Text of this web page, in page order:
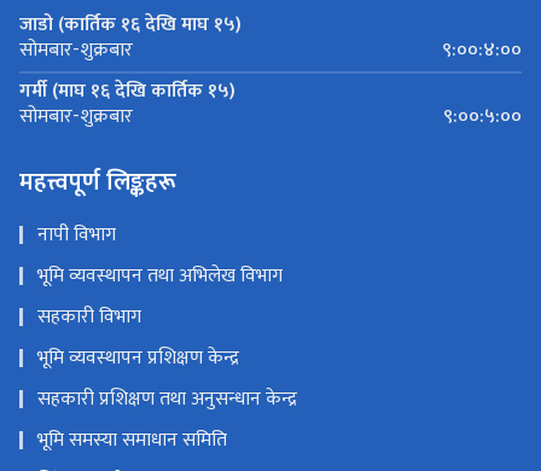
जाडो (कार्तिक १६ देखि माघ १५)
सोमबार-शुक्रबार
९:००:४:००
गर्मी (माघ १६ देखि कार्तिक १५)
सोमबार-शुक्रबार ९:००:५:००
महत्त्वपूर्ण लिङ्कहरू
नापी विभाग
भूमि व्यवस्थापन तथा अभिलेख विभाग
सहकारी विभाग
भूमि व्यवस्थापन प्रशिक्षण केन्द्र
सहकारी प्रशिक्षण तथा अनुसन्धान केन्द्र
भूमि समस्या समाधान समिति